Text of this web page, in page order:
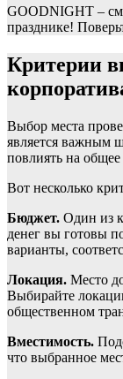
GOODNIGHT –
празднике!
Критерии
Выбор места
является важным
повлиять на
Вот несколько
Бюджет. Один из
денег вы готовы
варианты,
Локация. Место
Выбирайте
общественном
Вместимость.
что выбранное